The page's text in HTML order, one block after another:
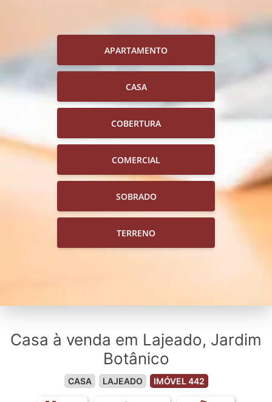
APARTAMENTO
CASA
COBERTURA
COMERCIAL
SOBRADO
TERRENO
Casa à venda em Lajeado, Jardim
Botânico
CASA LAJEADO IMÓVEL 442